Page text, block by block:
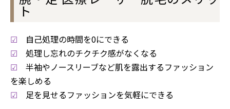
ト
☑ 自己処理の時間を0にできる
☑ 処理し忘れのチクチク感がなくなる
☑ 半袖やノースリーブなど肌を露出するファッション
を楽しめる
☑ 足を見せるファッションを気軽にできる